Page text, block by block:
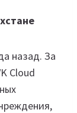
назад. За
Cloud